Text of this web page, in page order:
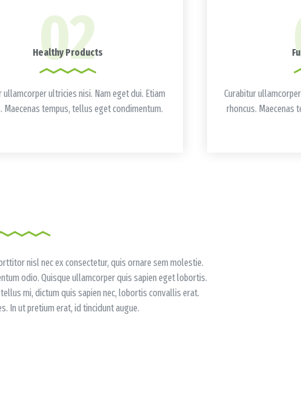
02
Healthy Products
ullamcorper ultricies nisi. Nam eget dui. Etiam
Maecenas tempus, tellus eget condimentum.
Curabitur
rhoncus. Maecenas
nisl nec ex consectetur, quis ornare sem molestie.
odio. Quisque ullamcorper quis sapien eget lobortis.
mi, dictum quis sapien nec, lobortis convallis erat.
In ut pretium erat, id tincidunt augue.